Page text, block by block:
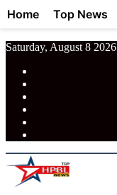
Saturday, August 8 2026
Home Top News